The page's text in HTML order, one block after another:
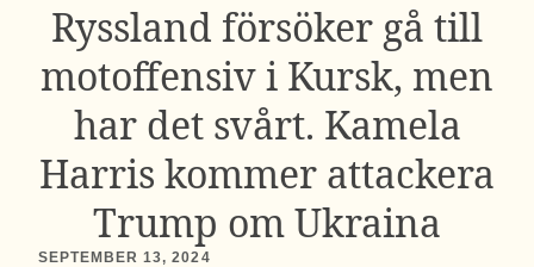
Ryssland försöker gå till
motoffensiv i Kursk, men
har det svårt. Kamela
Harris kommer attackera
Trump om Ukraina
SEPTEMBER 13, 2024